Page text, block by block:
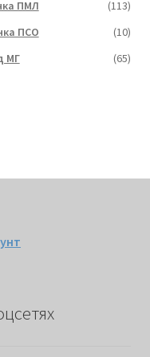
ПМЛ
(113)
ПСО
(10)
МГ
(65)